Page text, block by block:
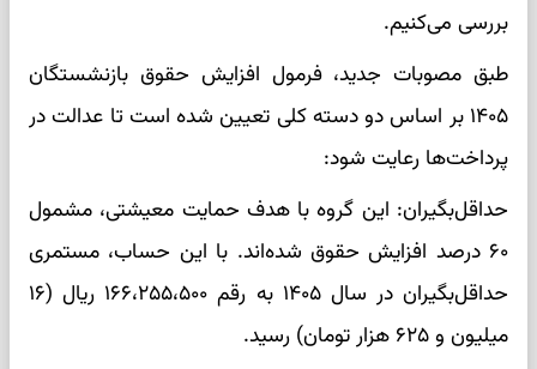
بررسی می‌کنیم.
طبق مصوبات جدید، فرمول افزایش حقوق بازنشستگان
۱۴۰۵ بر اساس دو دسته کلی تعیین شده است تا عدالت در
پرداخت‌ها رعایت شود:
حداقل‌بگیران: این گروه با هدف حمایت معیشتی، مشمول
۶۰ درصد افزایش حقوق شده‌اند. با این حساب، مستمری
حداقل‌بگیران در سال ۱۴۰۵ به رقم ۱۶۶،۲۵۵،۵۰۰ ریال (۱۶
میلیون و ۶۲۵ هزار تومان) رسید.